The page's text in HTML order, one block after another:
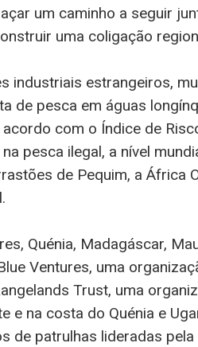
um caminho a seguir
uma coligação
industriais estrangeiros,
de pesca em águas
com o Índice de
pesca ilegal, a nível
de Pequim, a África
Quénia, Madagáscar,
Ventures, uma
Trust, uma
e na costa do Quénia e
de patrulhas lideradas pela